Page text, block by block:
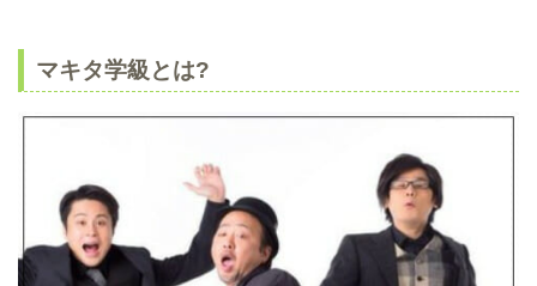
マキタ学級とは?